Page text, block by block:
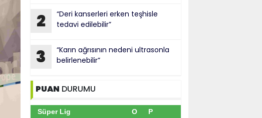
2
“Deri kanserleri erken teşhisle
tedavi edilebilir”
3
“Karın ağrısının nedeni ultrasonla
belirlenebilir”
PUAN DURUMU
Süper Lig O P